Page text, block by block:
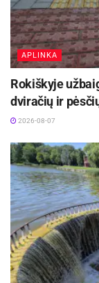
APLINKA
Rokiškyje
dviračių ir
2026-08-07